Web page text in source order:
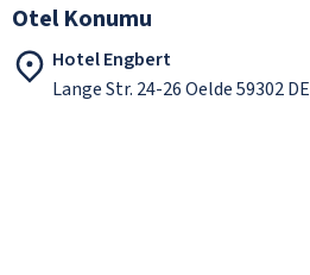
Otel Konumu
Hotel Engbert
Lange Str. 24-26 Oelde 59302 DE